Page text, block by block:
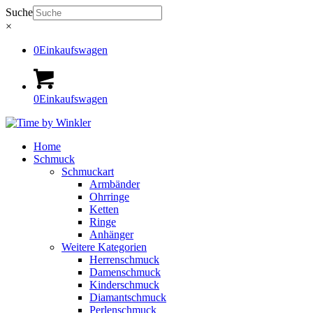
Suche
×
0Einkaufswagen
0Einkaufswagen
Home
Schmuck
Schmuckart
Armbänder
Ohrringe
Ketten
Ringe
Anhänger
Weitere Kategorien
Herrenschmuck
Damenschmuck
Kinderschmuck
Diamantschmuck
Perlenschmuck